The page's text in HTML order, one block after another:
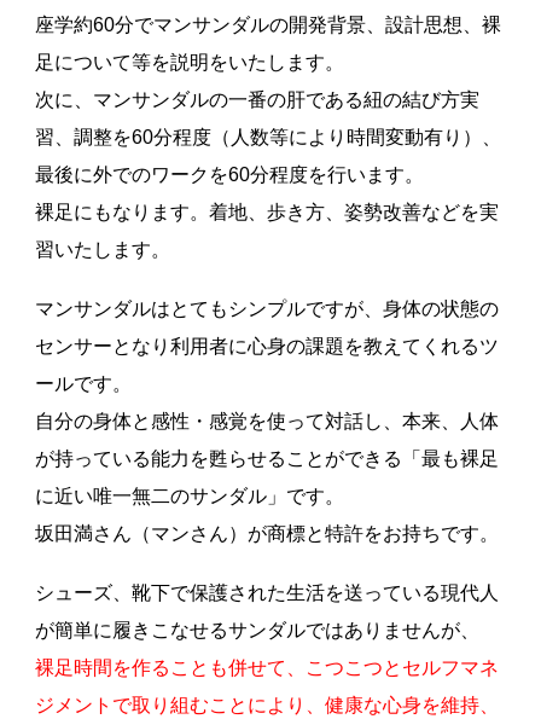
座学約60分でマンサンダルの開発背景、設計思想、裸
足について等を説明をいたします。
次に、マンサンダルの一番の肝である紐の結び方実
習、調整を60分程度（人数等により時間変動有り）、
最後に外でのワークを60分程度を行います。
裸足にもなります。着地、歩き方、姿勢改善などを実
習いたします。
マンサンダルはとてもシンプルですが、身体の状態の
センサーとなり利用者に心身の課題を教えてくれるツ
ールです。
自分の身体と感性・感覚を使って対話し、本来、人体
が持っている能力を甦らせることができる「最も裸足
に近い唯一無二のサンダル」です。
坂田満さん（マンさん）が商標と特許をお持ちです。
シューズ、靴下で保護された生活を送っている現代人
が簡単に履きこなせるサンダルではありませんが、
裸足時間を作ることも併せて、こつこつとセルフマネ
ジメントで取り組むことにより、健康な心身を維持、